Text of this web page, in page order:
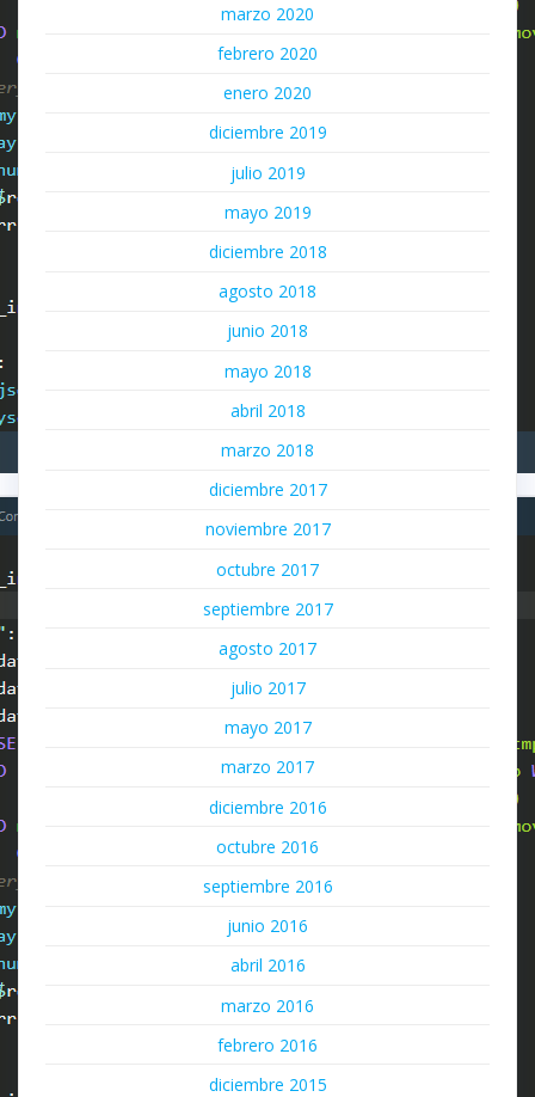
marzo 2020
febrero 2020
enero 2020
diciembre 2019
julio 2019
mayo 2019
diciembre 2018
agosto 2018
junio 2018
mayo 2018
abril 2018
marzo 2018
diciembre 2017
noviembre 2017
octubre 2017
septiembre 2017
agosto 2017
julio 2017
mayo 2017
marzo 2017
diciembre 2016
octubre 2016
septiembre 2016
junio 2016
abril 2016
marzo 2016
febrero 2016
diciembre 2015